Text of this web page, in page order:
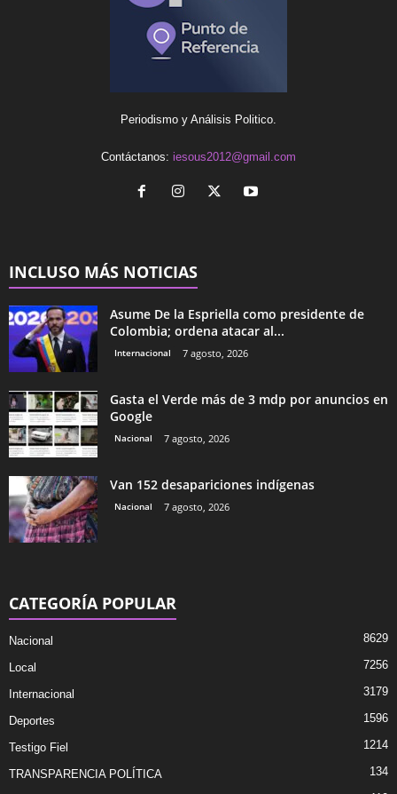
Periodismo y Análisis Politico.
Contáctanos: iesous2012@gmail.com
INCLUSO MÁS NOTICIAS
Asume De la Espriella como presidente de
Colombia; ordena atacar al...
Internacional 7 agosto, 2026
Gasta el Verde más de 3 mdp por anuncios en
Google
Nacional 7 agosto, 2026
Van 152 desapariciones indígenas
Nacional 7 agosto, 2026
CATEGORÍA POPULAR
Nacional 8629
Local 7256
Internacional 3179
Deportes 1596
Testigo Fiel 1214
TRANSPARENCIA POLÍTICA
134